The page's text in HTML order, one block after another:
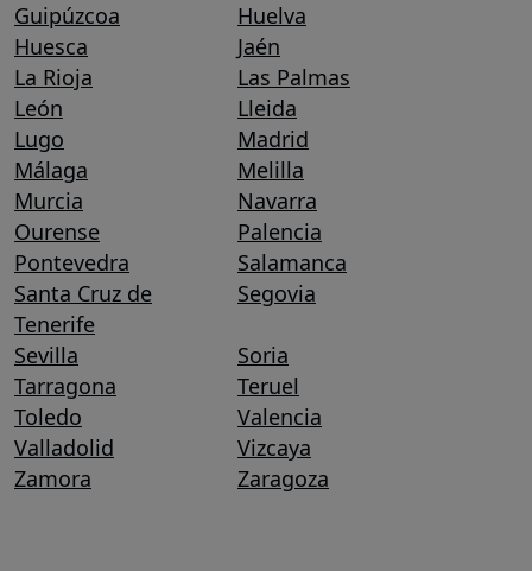
Guipúzcoa
Huelva
Huesca
Jaén
La Rioja
Las Palmas
León
Lleida
Lugo
Madrid
Málaga
Melilla
Murcia
Navarra
Ourense
Palencia
Pontevedra
Salamanca
Santa Cruz de
Tenerife
Segovia
Sevilla
Soria
Tarragona
Teruel
Toledo
Valencia
Valladolid
Vizcaya
Zamora
Zaragoza